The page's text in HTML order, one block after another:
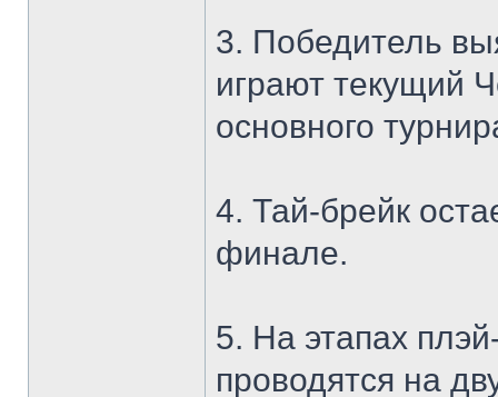
3. Победитель
играют текущий
основного
4. Тай-брейк
финале.
5. На этапах
проводятся на